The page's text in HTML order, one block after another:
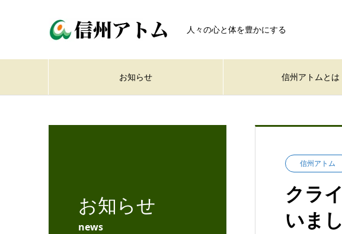
人々の心と体を豊かにする
お知らせ 信州アトムとは
お知らせ
news
信州アトム
クラ
いま